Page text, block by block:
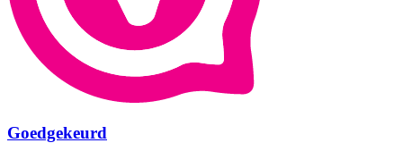
Goedgekeurd